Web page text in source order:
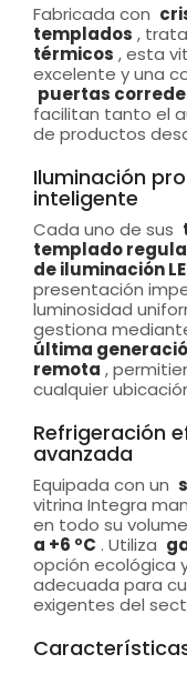
Fabricada con
templados ,
térmicos , esta
excelente y una
puertas
facilitan tanto el
de productos
Iluminación
inteligente
Cada uno de sus
templado
de iluminación
presentación
luminosidad
gestiona
última
remota ,
cualquier
Refrigeración
avanzada
Equipada con un
vitrina Integra
en todo su
a +6 ºC . Utiliza
opción ecológica
adecuada para
exigentes del